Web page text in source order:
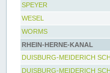
SPEYER
WESEL
WORMS
RHEIN-HERNE-KANAL
DUISBURG-MEIDERICH
DUISBURG-MEIDERICH